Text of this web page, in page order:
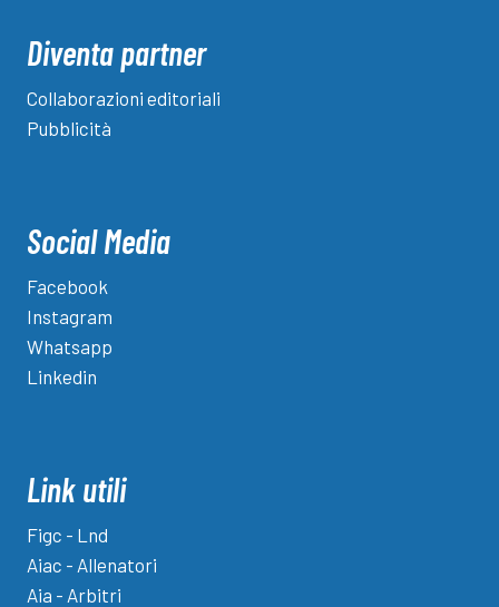
Diventa partner
Collaborazioni editoriali
Pubblicità
Social Media
Facebook
Instagram
Whatsapp
Linkedin
Link utili
Figc - Lnd
Aiac - Allenatori
Aia - Arbitri